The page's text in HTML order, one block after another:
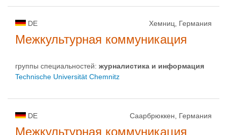
DE Хемниц, Германия
Межкультурная коммуникация
группы специальностей: журналистика и информация
Technische Universität Chemnitz
DE Саарбрюккен, Германия
Межкультурная коммуникация